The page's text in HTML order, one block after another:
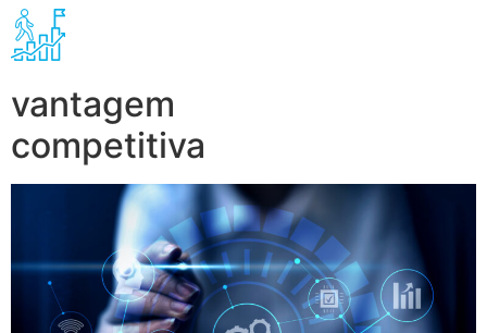
vantagem
competitiva